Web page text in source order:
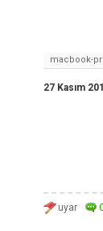
macbook-
27 Kasım